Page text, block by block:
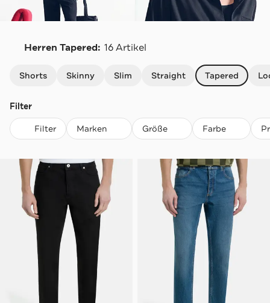
Herren Tapered: 16 Artikel
Shorts Skinny Slim Straight Tapered
Filter
Filter Marken Größe Farbe